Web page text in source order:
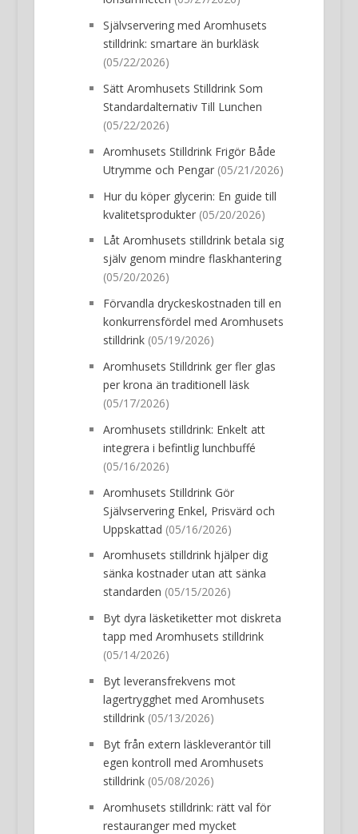
Självservering med Aromhusets
stilldrink: smartare än burkläsk
(05/22/2026)
Sätt Aromhusets Stilldrink Som
Standardalternativ Till Lunchen
(05/22/2026)
Aromhusets Stilldrink Frigör Både
Utrymme och Pengar(05/21/2026)
Hur du köper glycerin: En guide till
kvalitetsprodukter(05/20/2026)
Låt Aromhusets stilldrink betala sig
själv genom mindre flaskhantering
(05/20/2026)
Förvandla dryckeskostnaden till en
konkurrensfördel med Aromhusets
stilldrink(05/19/2026)
Aromhusets Stilldrink ger fler glas
per krona än traditionell läsk
(05/17/2026)
Aromhusets stilldrink: Enkelt att
integrera i befintlig lunchbuffé
(05/16/2026)
Aromhusets Stilldrink Gör
Självservering Enkel, Prisvärd och
Uppskattad (05/16/2026)
Aromhusets stilldrink hjälper dig
sänka kostnader utan att sänka
standarden (05/15/2026)
Byt dyra läsketiketter mot diskreta
tapp med Aromhusets stilldrink
(05/14/2026)
Byt leveransfrekvens mot
lagertrygghet med Aromhusets
stilldrink(05/13/2026)
Byt från extern läskleverantör till
egen kontroll med Aromhusets
stilldrink(05/08/2026)
Aromhusets stilldrink: rätt val för
restauranger med mycket